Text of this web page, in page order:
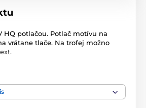
HQ potlačou. Potlač motívu na
vrátane tlače. Na trofej možno
trofeje